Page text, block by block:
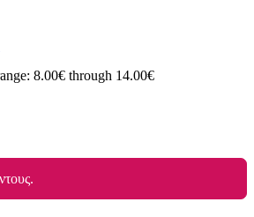
8.00€ through 14.00€